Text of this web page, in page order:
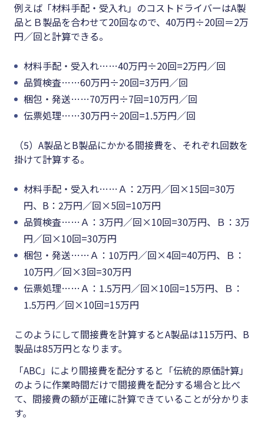
例えば「材料手配・受入れ」のコストドライバーはA製
品とＢ製品を合わせて20回なので、40万円÷20回＝2万
円／回と計算できる。
材料手配・受入れ……40万円÷20回=2万円／回
品質検査……60万円÷20回=3万円／回
梱包・発送……70万円÷7回=10万円／回
伝票処理……30万円÷20回=1.5万円／回
（5）A製品とB製品にかかる間接費を、それぞれ回数を
掛けて計算する。
材料手配・受入れ……Ａ：2万円／回×15回=30万
円、B：2万円／回×5回=10万円
品質検査……Ａ：3万円／回×10回=30万円、Ｂ：3万
円／回×10回=30万円
梱包・発送……Ａ：10万円／回×4回=40万円、Ｂ：
10万円／回×3回=30万円
伝票処理……Ａ：1.5万円／回×10回=15万円、Ｂ：
1.5万円／回×10回=15万円
このようにして間接費を計算するとA製品は115万円、B
製品は85万円となります。
「ABC」により間接費を配分すると「伝統的原価計算」
のように作業時間だけで間接費を配分する場合と比べ
て、間接費の額が正確に計算できていることが分かりま
す。